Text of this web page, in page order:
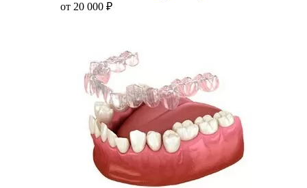
от 20 000 ₽